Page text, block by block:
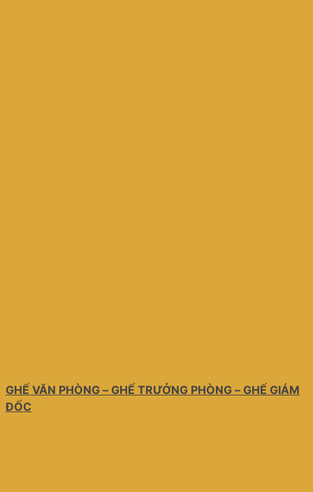
GHẾ VĂN PHÒNG – GHẾ TRƯỞNG PHÒNG – GHẾ GIÁM
ĐỐC